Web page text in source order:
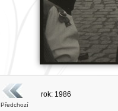
Předchozí
rok: 1986